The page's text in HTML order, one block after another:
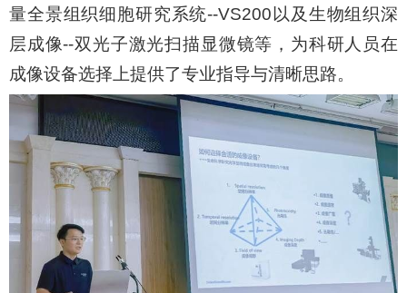
量全景组织细胞研究系统--VS200以及生物组织深
层成像--双光子激光扫描显微镜等，为科研人员在
成像设备选择上提供了专业指导与清晰思路。